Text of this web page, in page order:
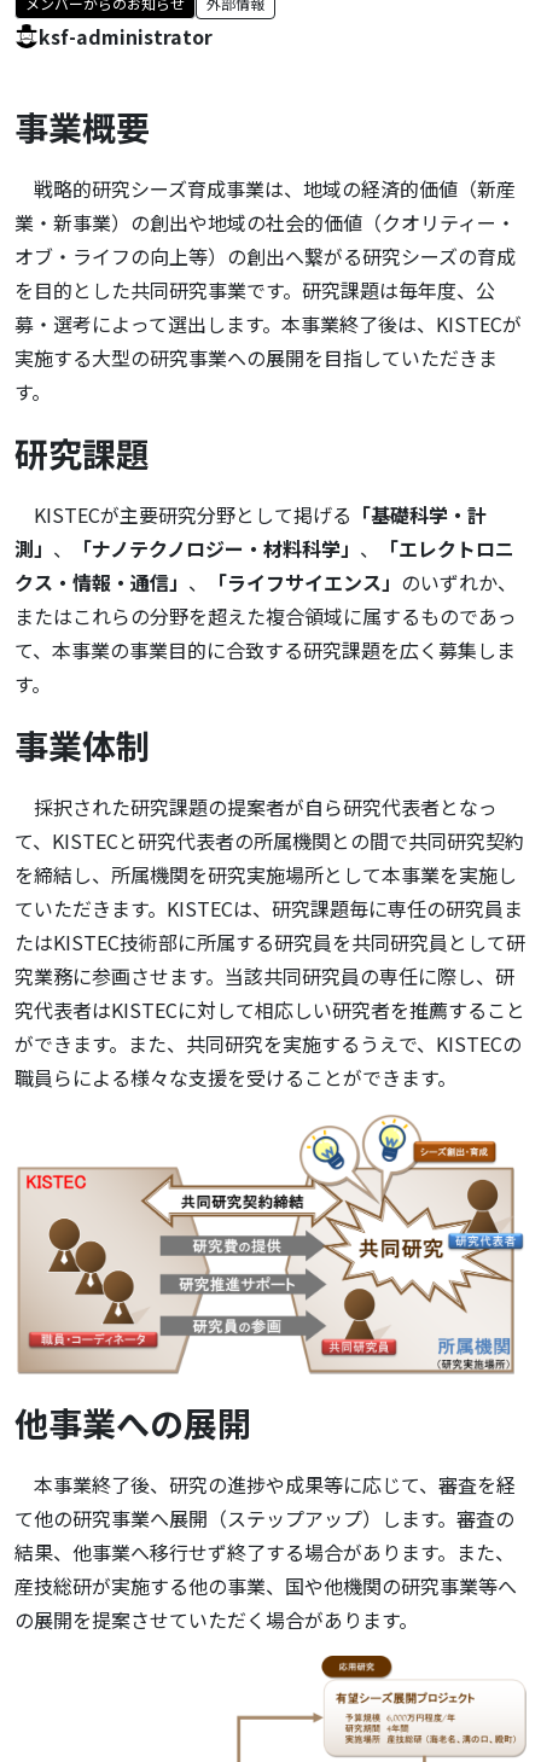
ksf-administrator
事業概要
戦略的研究シーズ育成事業は、地域の経済的価値（新産
業・新事業）の創出や地域の社会的価値（クオリティー・
オブ・ライフの向上等）の創出へ繋がる研究シーズの育成
を目的とした共同研究事業です。研究課題は毎年度、公
募・選考によって選出します。本事業終了後は、KISTECが
実施する大型の研究事業への展開を目指していただきま
す。
研究課題
KISTECが主要研究分野として掲げる 「基礎科学・計
測」 、 「ナノテクノロジー・材料科学」 、
「エレクトロニ
クス・情報・通信」 、 「ライフサイエンス」 のいずれか、
またはこれらの分野を超えた複合領域に属するものであっ
て、本事業の事業目的に合致する研究課題を広く募集しま
す。
事業体制
採択された研究課題の提案者が自ら研究代表者となっ
て、KISTECと研究代表者の所属機関との間で共同研究契約
を締結し、所属機関を研究実施場所として本事業を実施し
ていただきます。KISTECは、研究課題毎に専任の研究員ま
たはKISTEC技術部に所属する研究員を共同研究員として研
究業務に参画させます。当該共同研究員の専任に際し、研
究代表者はKISTECに対して相応しい研究者を推薦すること
ができます。また、共同研究を実施するうえで、KISTECの
職員らによる様々な支援を受けることができます。
他事業への展開
本事業終了後、研究の進捗や成果等に応じて、審査を経
て他の研究事業へ展開（ステップアップ）します。審査の
結果、他事業へ移行せず終了する場合があります。また、
産技総研が実施する他の事業、国や他機関の研究事業等へ
の展開を提案させていただく場合があります。